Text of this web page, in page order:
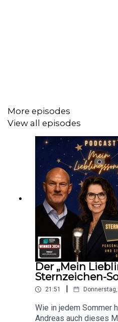
Lieblingssong„Rich Men
polarisiert und stellt
Gerechtigkeit und
über Menschlichkeit, Werte
manchmal der direkteste
Marco Bülow
tauchst
von Deichkinds„Denken
zwischen Ironie und Ernst,
Sicht eines ehemaligen
klar, warum dieser Song
werden kann – und
brauchen, anders und größer
Zum Abschluss bringtTimo
More episodes
View all episodes
Der „Mein
Sternzeichen-
21:51
Wie in jedem Sommer
Andreas auch dieses